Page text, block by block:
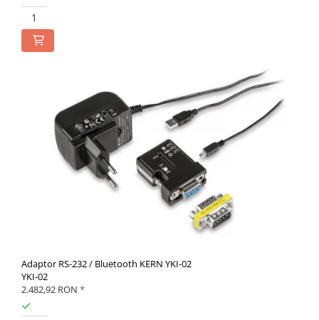
Adaptor RS-232 / Bluetooth KERN YKI-02
YKI-02
2.482,92 RON *